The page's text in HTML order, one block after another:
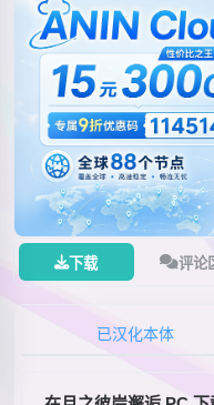
下载 评论
已汉化本体